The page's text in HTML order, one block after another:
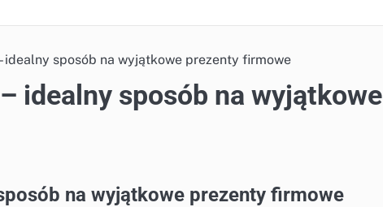
idealny sposób na wyjątkowe prezenty firmowe
idealny sposób na wyjątkowe
na wyjątkowe prezenty firmowe